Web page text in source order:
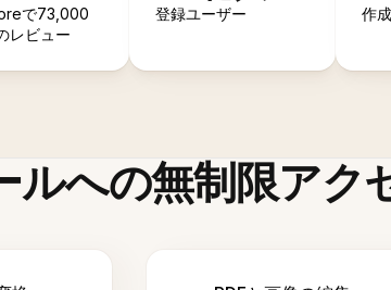
で73,000
レビュー
登録ユーザー 作
ルへの無制限アク